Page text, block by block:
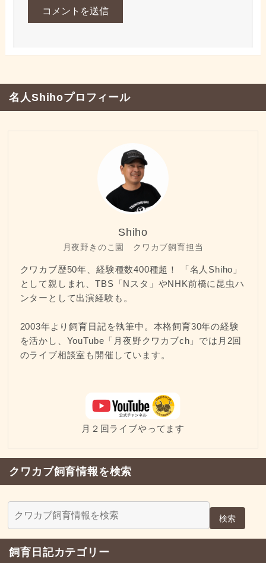
名人Shihoプロフィール
Shiho
月夜野きのこ園 クワカブ飼育担当
クワカブ歴50年、経験種数400種超！ 「名人Shiho」
として親しまれ、TBS「Nスタ」やNHK前橋に昆虫ハ
ンターとして出演経験も。
2003年より飼育日記を執筆中。本格飼育30年の経験
を活かし、YouTube「月夜野クワカブch」では月2回
のライブ相談室も開催しています。
月２回ライブやってます
クワカブ飼育情報を検索
検索
飼育日記カテゴリー